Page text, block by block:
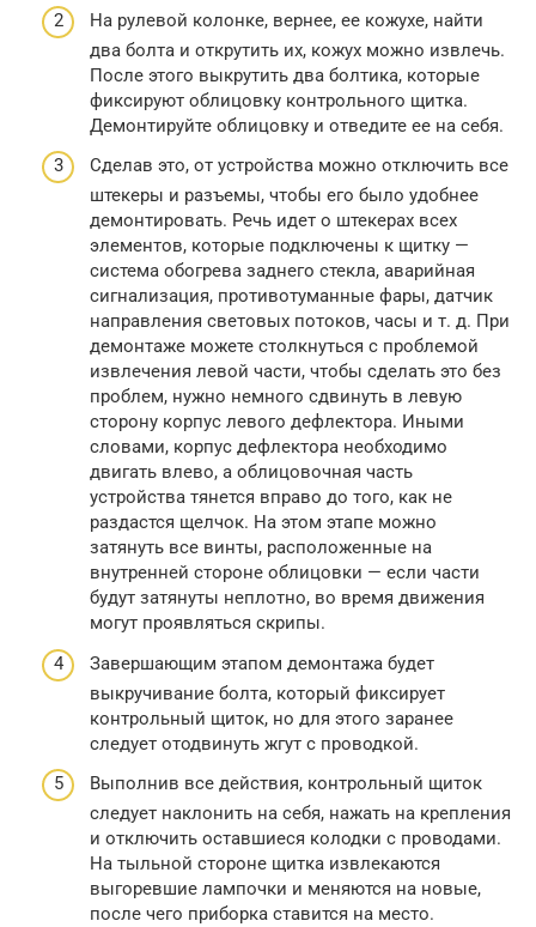
На рулевой колонке, вернее, ее кожухе, найти
два болта и открутить их, кожух можно извлечь.
После этого выкрутить два болтика, которые
фиксируют облицовку контрольного щитка.
Демонтируйте облицовку и отведите ее на себя.
Сделав это, от устройства можно отключить все
штекеры и разъемы, чтобы его было удобнее
демонтировать. Речь идет о штекерах всех
элементов, которые подключены к щитку —
система обогрева заднего стекла, аварийная
сигнализация, противотуманные фары, датчик
направления световых потоков, часы и т. д. При
демонтаже можете столкнуться с проблемой
извлечения левой части, чтобы сделать это без
проблем, нужно немного сдвинуть в левую
сторону корпус левого дефлектора. Иными
словами, корпус дефлектора необходимо
двигать влево, а облицовочная часть
устройства тянется вправо до того, как не
раздастся щелчок. На этом этапе можно
затянуть все винты, расположенные на
внутренней стороне облицовки — если части
будут затянуты неплотно, во время движения
могут проявляться скрипы.
Завершающим этапом демонтажа будет
выкручивание болта, который фиксирует
контрольный щиток, но для этого заранее
следует отодвинуть жгут с проводкой.
Выполнив все действия, контрольный щиток
следует наклонить на себя, нажать на крепления
и отключить оставшиеся колодки с проводами.
На тыльной стороне щитка извлекаются
выгоревшие лампочки и меняются на новые,
после чего приборка ставится на место.